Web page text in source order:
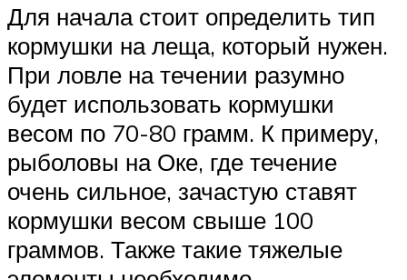
Для начала стоит определить тип
кормушки на леща, который нужен.
При ловле на течении разумно
будет использовать кормушки
весом по 70-80 грамм. К примеру,
рыболовы на Оке, где течение
очень сильное, зачастую ставят
кормушки весом свыше 100
граммов. Также такие тяжелые